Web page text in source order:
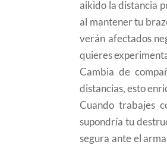
aikido la distancia
al mantener tu
verán afectados
quieres
Cambia de
distancias, esto
Cuando trabajes
supondría tu
segura ante el